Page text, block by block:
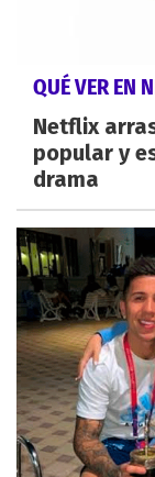
QUÉ VER EN
Netflix
popular y
drama